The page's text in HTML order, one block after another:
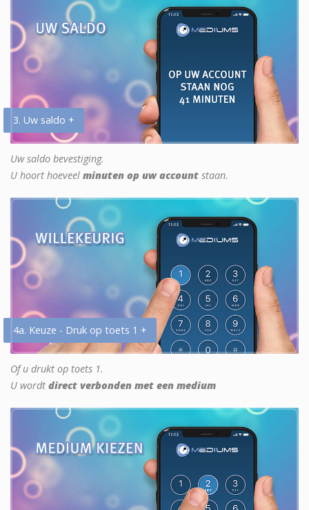
3. Uw saldo +
Uw saldo bevestiging.
U hoort hoeveel minuten op uw account staan.
4a. Keuze - Druk op toets 1 +
Of u drukt op toets 1.
U wordt direct verbonden met een medium